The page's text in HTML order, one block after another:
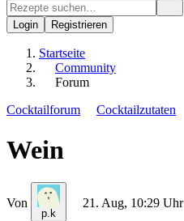
Login Registrieren
Startseite
Community
Forum
Cocktailforum
Cocktailzutaten
Wein
Von
p.k
21. Aug, 10:29 Uhr